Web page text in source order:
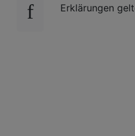
Erklärungen